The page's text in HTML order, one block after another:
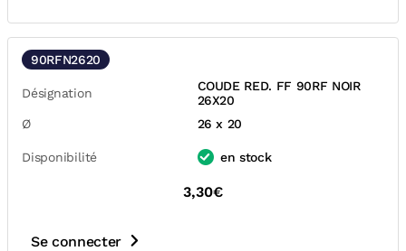
90RFN2620
Désignation
COUDE RED. FF 90RF NOIR
26X20
Ø
26 x 20
Disponibilité en stock
3,30€
Se connecter